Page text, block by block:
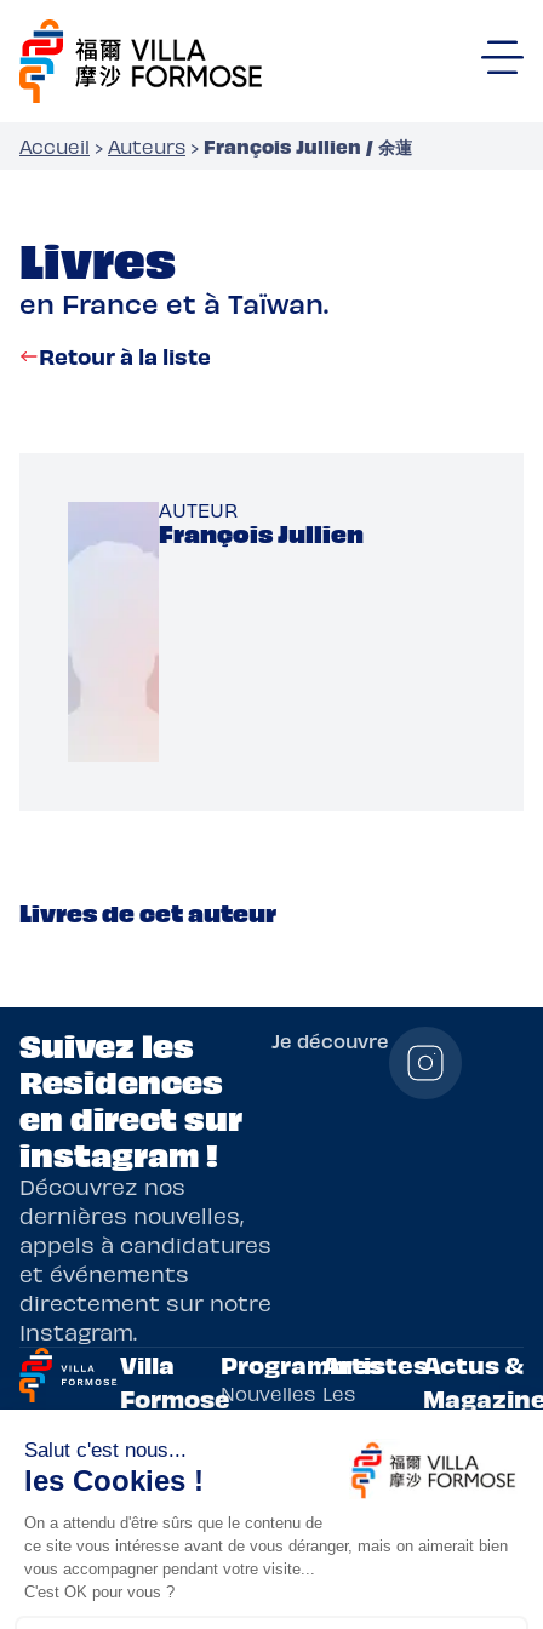
Accueil › Auteurs › François Jullien / 余蓮
Livres
en France et à Taïwan.
Retour à la liste
AUTEUR
François Jullien
Livres de cet auteur
Suivez les
Residences
en direct sur
instagram !
Découvrez nos
dernières nouvelles,
appels à candidatures
et événements
directement sur notre
Instagram.
Je découvre
Programmes
de
résidences
artistiques
bilatérales,
entre la
France et
Taïwan.
Villa
Formose
Adoptez
un artiste
Lieux de
résidence
Programmes
Nouvelles
écritures
Arts
vivants
innovants
Artistes
Les
artistes
résidents
Evènements
Actus &
actualités